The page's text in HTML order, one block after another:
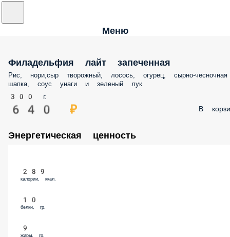
Меню
Филадельфия лайт запеченная
Рис, нори,сыр творожный, лосось, огурец, сырно-чесночная шапка,
соус унаги и зеленый лук
300 г.
640 ₽ В
Энергетическая ценность
289
калории, ккал.
10
белки, гр.
9
жиры, гр.